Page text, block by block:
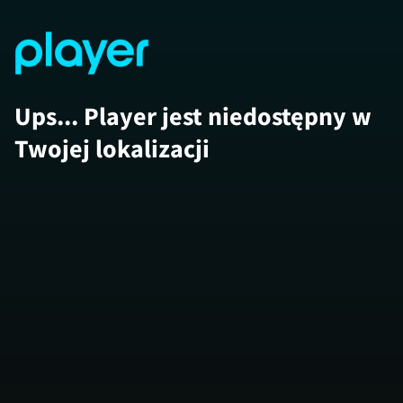
Ups... Player jest niedostępny w
Twojej lokalizacji